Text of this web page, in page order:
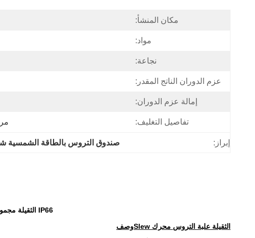
مكان المنشأ:
مواد:
نجاعة:
عزم الدوران الناتج المقدر:
إمالة عزم الدوران:
تفاصيل التغليف:
إبراز: صندوق التروس بالطاقة الشمسية
IP66 الثقيلة مجموعة محرك علبة التروس لمحرك كهربائي واحد محور نظام تتبع الطاقة الشمسية
الثقيلة علبة التروس محرك Slew
وصف